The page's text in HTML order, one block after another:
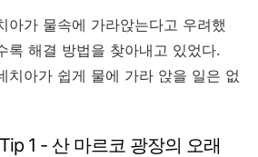
아가 물속에 가라앉는다고 우려했
록 해결 방법을 찾아내고 있었다.
치아가 쉽게 물에 가라 앉을 일은 없
1 - 산 마르코 광장의 오래